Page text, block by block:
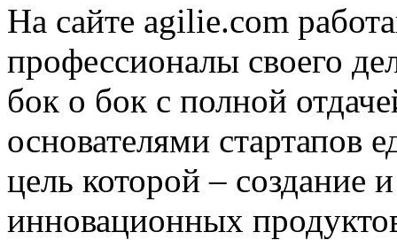
На сайте agilie.com
профессионалы своего
бок о бок с полной
основателями стартапов
цель которой – создание
инновационных